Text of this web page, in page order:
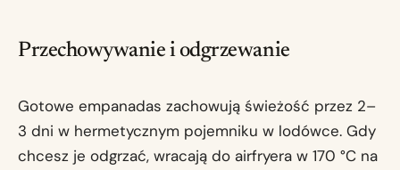
Przechowywanie i odgrzewanie
Gotowe empanadas zachowują świeżość przez 2–
3 dni w hermetycznym pojemniku w lodówce. Gdy
chcesz je odgrzać, wracają do airfryera w 170 °C na